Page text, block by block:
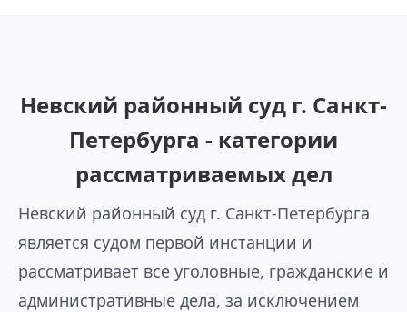
Невский районный суд г. Санкт-
Петербурга - категории
рассматриваемых дел
Невский районный суд г. Санкт-Петербурга
является судом первой инстанции и
рассматривает все уголовные, гражданские и
административные дела, за исключением